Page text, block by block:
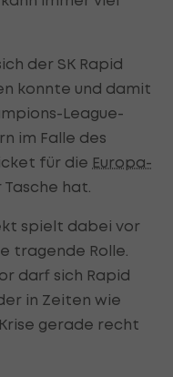
der SK Rapid
konnte und damit
League-
im Falle des
für die Europa-
Tasche hat.
spielt dabei vor
tragende Rolle.
darf sich Rapid
in Zeiten wie
gerade recht